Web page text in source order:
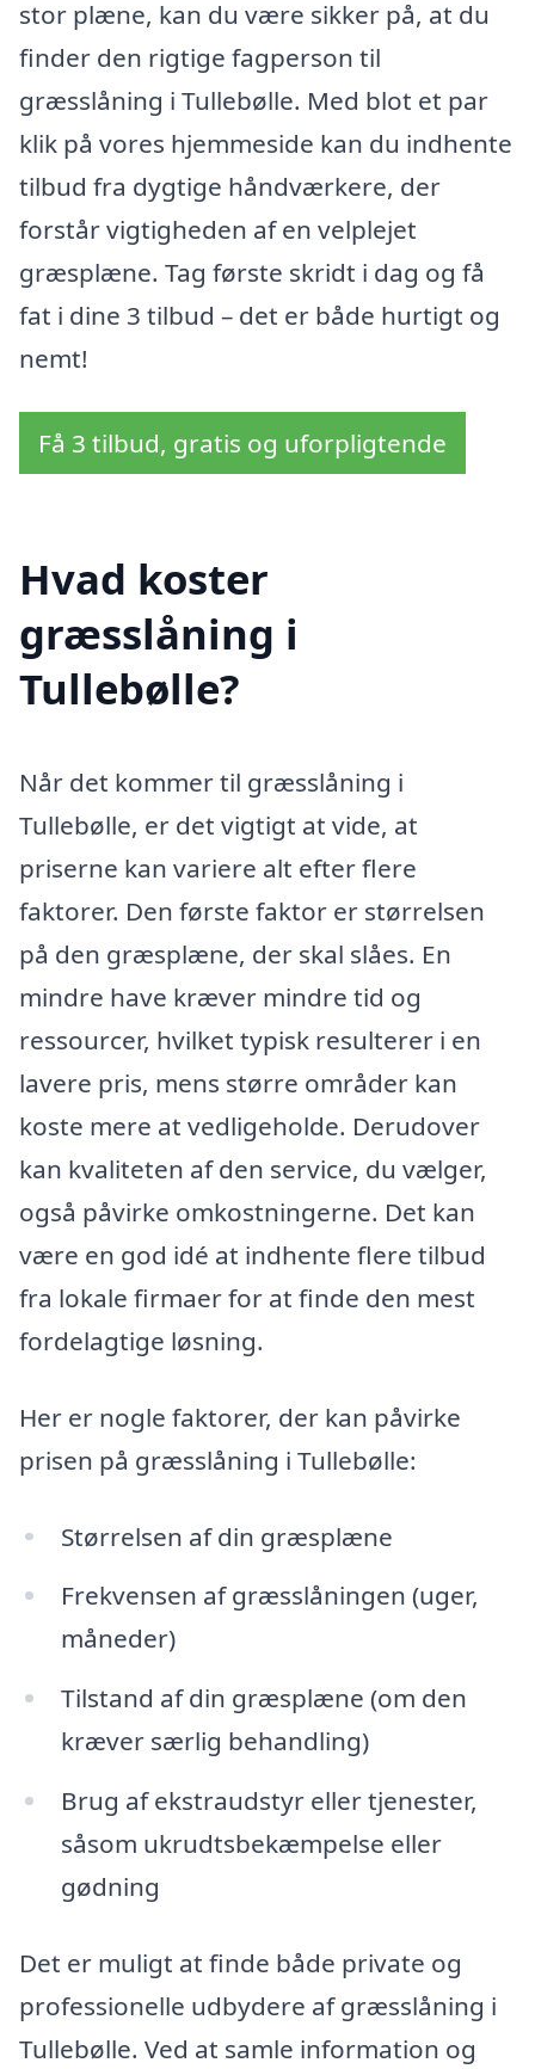
stor plæne, kan du være sikker på, at du
finder den rigtige fagperson til
græsslåning i Tullebølle. Med blot et par
klik på vores hjemmeside kan du indhente
tilbud fra dygtige håndværkere, der
forstår vigtigheden af en velplejet
græsplæne. Tag første skridt i dag og få
fat i dine 3 tilbud – det er både hurtigt og
nemt!
Få 3 tilbud, gratis og uforpligtende
Hvad koster
græsslåning i
Tullebølle?
Når det kommer til græsslåning i
Tullebølle, er det vigtigt at vide, at
priserne kan variere alt efter flere
faktorer. Den første faktor er størrelsen
på den græsplæne, der skal slåes. En
mindre have kræver mindre tid og
ressourcer, hvilket typisk resulterer i en
lavere pris, mens større områder kan
koste mere at vedligeholde. Derudover
kan kvaliteten af den service, du vælger,
også påvirke omkostningerne. Det kan
være en god idé at indhente flere tilbud
fra lokale firmaer for at finde den mest
fordelagtige løsning.
Her er nogle faktorer, der kan påvirke
prisen på græsslåning i Tullebølle:
Størrelsen af din græsplæne
Frekvensen af græsslåningen (uger,
måneder)
Tilstand af din græsplæne (om den
kræver særlig behandling)
Brug af ekstraudstyr eller tjenester,
såsom ukrudtsbekæmpelse eller
gødning
Det er muligt at finde både private og
professionelle udbydere af græsslåning i
Tullebølle. Ved at samle information og